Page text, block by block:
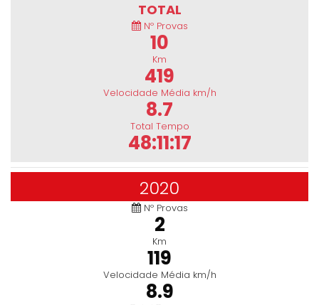
TOTAL
Nº Provas
10
Km
419
Velocidade Média km/h
8.7
Total Tempo
48:11:17
2020
Nº Provas
2
Km
119
Velocidade Média km/h
8.9